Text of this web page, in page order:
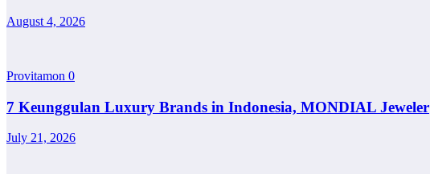
August 4, 2026
Provitamon 0
7 Keunggulan Luxury Brands in Indonesia, MONDIAL Jeweler
July 21, 2026